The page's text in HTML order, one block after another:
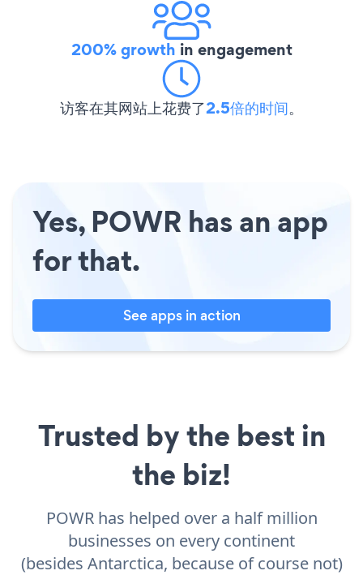
200% growth in engagement
访客在其网站上花费了2.5倍的时间。
Yes, POWR has an app
for that.
See apps in action
Trusted by the best in
the biz!
POWR has helped over a half million
businesses on every continent
(besides Antarctica, because of course not)